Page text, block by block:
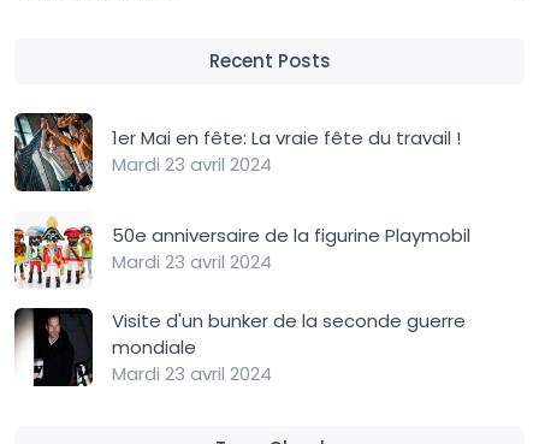
Recent Posts
1er Mai en fête: La vraie fête du travail !
Mardi 23 avril 2024
50e anniversaire de la figurine Playmobil
Mardi 23 avril 2024
Visite d'un bunker de la seconde guerre
mondiale
Mardi 23 avril 2024